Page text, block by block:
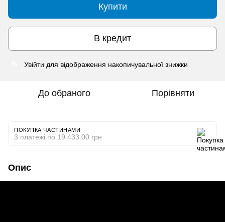
Купити
В кредит
Увійти для відображення накопичувальної знижки
До обраного Порівняти
ПОКУПКА ЧАСТИНАМИ
3 платежі по 19 433.00 грн
Опис